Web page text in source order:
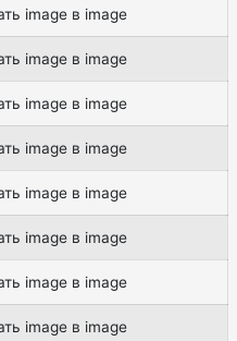
image в image
image в image
image в image
image в image
image в image
image в image
image в image
image в image